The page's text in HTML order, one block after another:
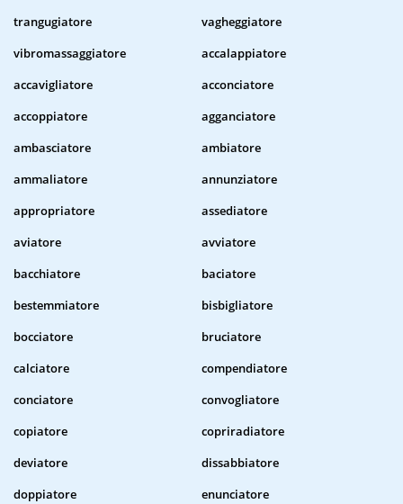
trangugiatore
vagheggiatore
vibromassaggiatore
accalappiatore
accavigliatore
acconciatore
accoppiatore
agganciatore
ambasciatore
ambiatore
ammaliatore
annunziatore
appropriatore
assediatore
aviatore
avviatore
bacchiatore
baciatore
bestemmiatore
bisbigliatore
bocciatore
bruciatore
calciatore
compendiatore
conciatore
convogliatore
copiatore
copriradiatore
deviatore
dissabbiatore
doppiatore
enunciatore